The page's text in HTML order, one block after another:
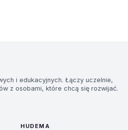
i edukacyjnych. Łączy uczelnie,
z osobami, które chcą się rozwijać.
HUDEMA